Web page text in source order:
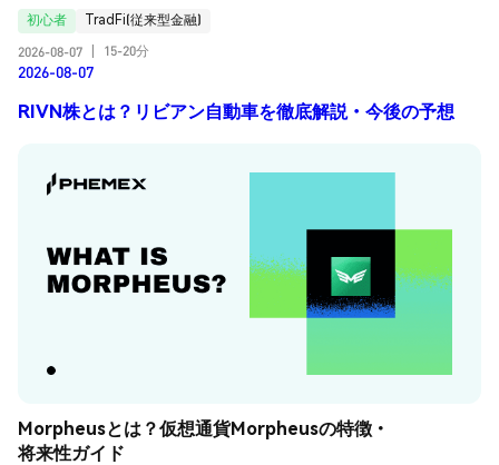
初心者
TradFi(従来型金融)
2026-08-07
15-20分
2026-08-07
RIVN株とは？リビアン自動車を徹底解説・今後の予想
Morpheusとは？仮想通貨Morpheusの特徴・
将来性ガイド